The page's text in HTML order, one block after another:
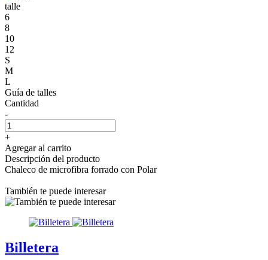
talle
6
8
10
12
S
M
L
Guía de talles
Cantidad
-
+
Agregar al carrito
Descripción del producto
Chaleco de microfibra forrado con Polar
También te puede interesar
Billetera